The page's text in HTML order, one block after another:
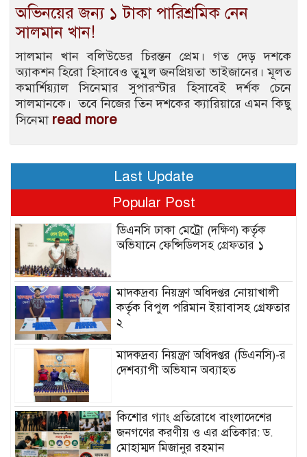
অভিনয়ের জন্য ১ টাকা পারিশ্রমিক নেন
সালমান খান!
সালমান খান বলিউডের চিরন্তন প্রেম। গত দেড় দশকে
অ্যাকশন হিরো হিসাবেও তুমুল জনপ্রিয়তা ভাইজানের। মূলত
কমার্শিয়্যাল সিনেমার সুপারস্টার হিসাবেই দর্শক চেনে
সালমানকে। তবে নিজের তিন দশকের ক্যারিয়ারে এমন কিছু
সিনেমা read more
Last Update
Popular Post
ডিএনসি ঢাকা মেট্রো (দক্ষিণ) কর্তৃক
অভিযানে ফেন্সিডিলসহ গ্রেফতার ১
মাদকদ্রব্য নিয়ন্ত্রণ অধিদপ্তর নোয়াখালী
কর্তৃক বিপুল পরিমান ইয়াবাসহ গ্রেফতার
২
মাদকদ্রব্য নিয়ন্ত্রণ অধিদপ্তর (ডিএনসি)-র
দেশব্যাপী অভিযান অব্যাহত
কিশোর গ্যাং প্রতিরোধে বাংলাদেশের
জনগণের করণীয় ও এর প্রতিকার: ড.
মোহাম্মদ মিজানুর রহমান